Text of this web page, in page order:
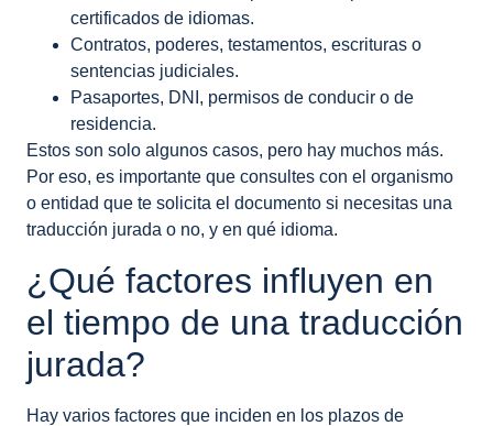
certificados de idiomas.
Contratos, poderes, testamentos, escrituras o
sentencias judiciales.
Pasaportes, DNI, permisos de conducir o de
residencia.
Estos son solo algunos casos, pero hay muchos más.
Por eso, es importante que consultes con el organismo
o entidad que te solicita el documento si necesitas una
traducción jurada o no, y en qué idioma.
¿Qué factores influyen en
el tiempo de una traducción
jurada?
Hay varios factores que inciden en los plazos de